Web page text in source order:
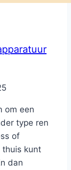
om een
type ren
of
thuis kunt
dan